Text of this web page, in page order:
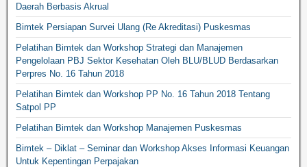
Daerah Berbasis Akrual
Bimtek Persiapan Survei Ulang (Re Akreditasi) Puskesmas
Pelatihan Bimtek dan Workshop Strategi dan Manajemen
Pengelolaan PBJ Sektor Kesehatan Oleh BLU/BLUD Berdasarkan
Perpres No. 16 Tahun 2018
Pelatihan Bimtek dan Workshop PP No. 16 Tahun 2018 Tentang
Satpol PP
Pelatihan Bimtek dan Workshop Manajemen Puskesmas
Bimtek – Diklat – Seminar dan Workshop Akses Informasi Keuangan
Untuk Kepentingan Perpajakan